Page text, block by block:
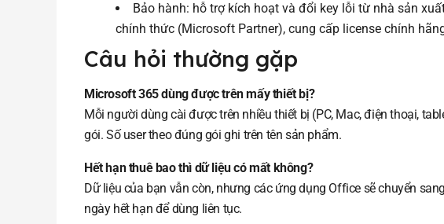
Bảo hành: hỗ trợ kích hoạt và đổi key lỗi từ nhà sản
chính thức (Microsoft Partner), cung cấp license chính
Câu hỏi thường gặp
Microsoft 365 dùng được trên mấy thiết bị?
Mỗi người dùng cài được trên nhiều thiết bị (PC, Mac, điện thoại,
gói. Số user theo đúng gói ghi trên tên sản phẩm.
Hết hạn thuê bao thì dữ liệu có mất không?
Dữ liệu của bạn vẫn còn, nhưng các ứng dụng Office sẽ chuyển
ngày hết hạn để dùng liên tục.